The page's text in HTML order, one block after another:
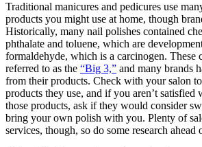
Traditional manicures and pedicures use
products you might use at home, though
Historically, many nail polishes contained
phthalate and toluene, which are
formaldehyde, which is a carcinogen. These
referred to as the “Big 3,” and many brands
from their products. Check with your salon
products they use, and if you aren’t satisfied
those products, ask if they would consider
bring your own polish with you. Plenty of
services, though, so do some research ahead